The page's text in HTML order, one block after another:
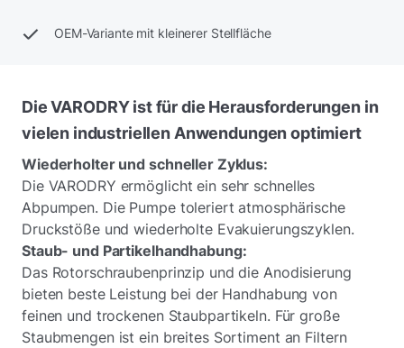
OEM-Variante mit kleinerer Stellfläche
Die VARODRY ist für die Herausforderungen in
vielen industriellen Anwendungen optimiert
Wiederholter und schneller Zyklus:
Die VARODRY ermöglicht ein sehr schnelles
Abpumpen. Die Pumpe toleriert atmosphärische
Druckstöße und wiederholte Evakuierungszyklen.
Staub- und Partikelhandhabung:
Das Rotorschraubenprinzip und die Anodisierung
bieten beste Leistung bei der Handhabung von
feinen und trockenen Staubpartikeln. Für große
Staubmengen ist ein breites Sortiment an Filtern